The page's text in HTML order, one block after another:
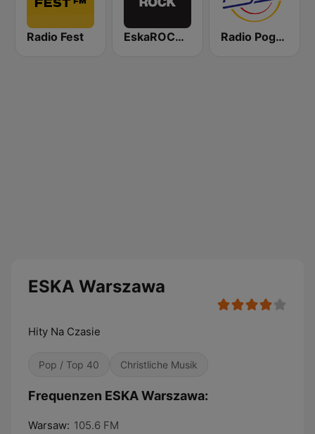
Radio Fest EskaROCK Warszawa Radio Pogoda
ESKA Warszawa
Hity Na Czasie
Pop / Top 40 Christliche Musik
Frequenzen ESKA Warszawa:
Warsaw: 105.6 FM